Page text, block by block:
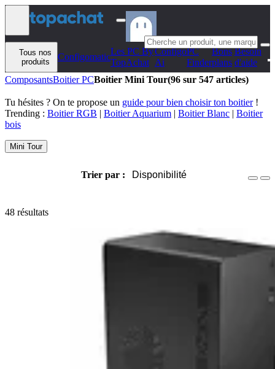
Aller au contenu
Tous nos
produits
Configomatic
Les PC By
TopAchat
Configo
Ai
PC
Finder
Bons
plans
Besoin
d'aide
ComposantsBoitier PCBoitier Mini Tour(96 sur 547 articles)
Tu hésites ? On te propose un guide pour bien choisir ton boitier!
Trending : Boitier RGB | Boitier Aquarium | Boitier Blanc | Boitier
bois
Mini Tour
Trier par : Disponibilité
48 résultats